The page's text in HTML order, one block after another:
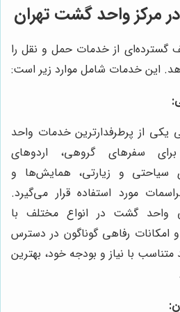
مرکز واحد گشت تهران
گسترده‌ای از خدمات حمل و نقل را
این خدمات شامل موارد زیر است:
یکی از پرطرفدارترین خدمات واحد
سفرهای گروهی، اردوهای
سیاحتی و زیارتی، همایش‌ها و
مورد استفاده قرار می‌گیرد.
واحد گشت در انواع مختلف با
رفاهی گوناگون در دسترس
متناسب با نیاز و بودجه خود، بهترین